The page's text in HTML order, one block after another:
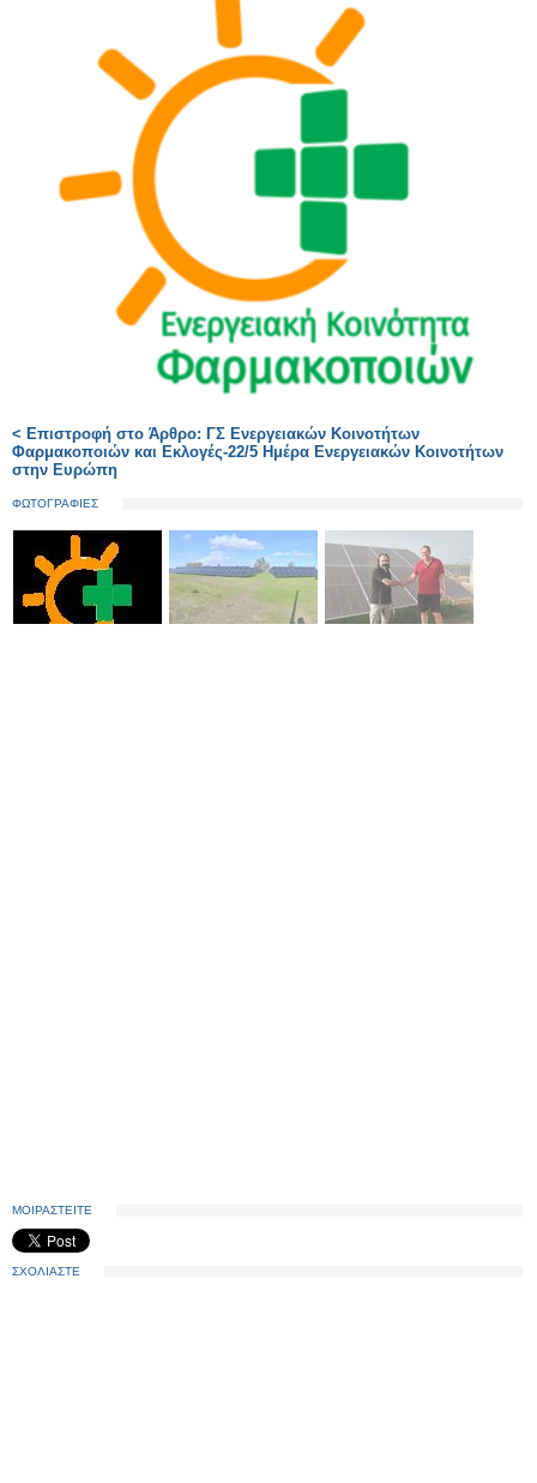
< Επιστροφή στο Άρθρο: ΓΣ Ενεργειακών Κοινοτήτων
Φαρμακοποιών και Εκλογές-22/5 Ημέρα Ενεργειακών Κοινοτήτων
στην Ευρώπη
ΦΩΤΟΓΡΑΦΙΕΣ
ΜΟΙΡΑΣΤΕΙΤΕ
ΣΧΟΛΙΑΣΤΕ